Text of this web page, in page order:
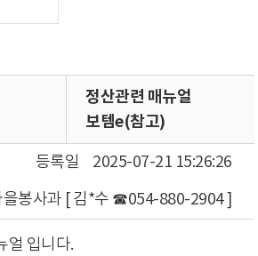
정산관련 매뉴얼
보템e(참고)
등록일
2025-07-21 15:26:26
을봉사과 [ 김*수 ☎054-880-2904 ]
얼 입니다.